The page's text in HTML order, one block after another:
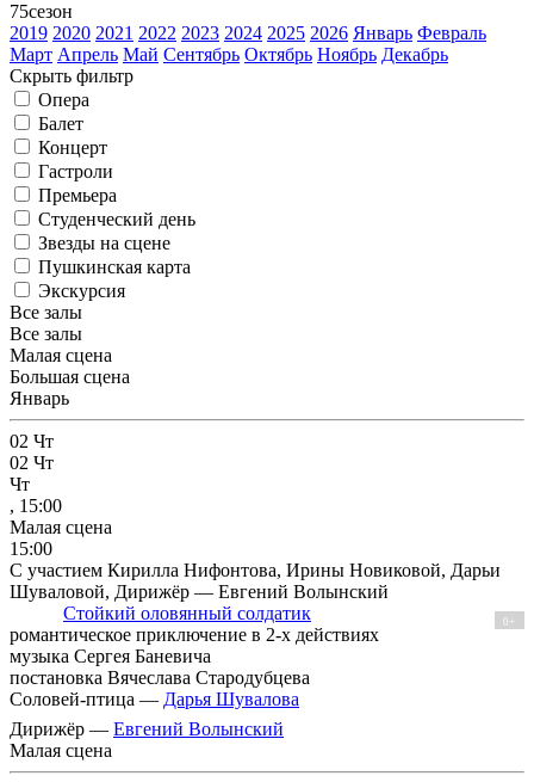
75сезон
2019 2020 2021 2022 2023 2024 2025 2026 Январь Февраль
Март Апрель Май Сентябрь Октябрь Ноябрь Декабрь
Скрыть фильтр
Опера
Балет
Концерт
Гастроли
Премьера
Студенческий день
Звезды на сцене
Пушкинская карта
Экскурсия
Все залы
Все залы
Малая сцена
Большая сцена
Январь
02 Чт
02 Чт
Чт
, 15:00
Малая сцена
15:00
С участием Кирилла Нифонтова, Ирины Новиковой, Дарьи
Шуваловой, Дирижёр — Евгений Волынский
Стойкий оловянный солдатик
0+
романтическое приключение в 2-х действиях
музыка Сергея Баневича
постановка Вячеслава Стародубцева
Соловей-птица — Дарья Шувалова
Дирижёр — Евгений Волынский
Малая сцена